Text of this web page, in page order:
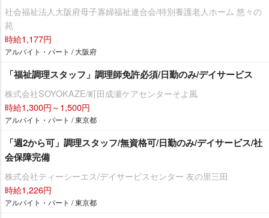
社会福祉法人大阪府母子寡婦福祉連合会/特別養護老人ホーム 悠々の
苑
時給1,177円
アルバイト・パート / 大阪府
「福祉調理スタッフ」調理師免許必須/日勤のみ/デイサービス
株式会社SOYOKAZE/町田成瀬ケアセンターそよ風
時給1,300円～1,500円
アルバイト・パート / 東京都
「週2から可」調理スタッフ/無資格可/日勤のみ/デイサービス/社
会保障完備
株式会社ティーシーエス/デイサービスセンター 友の里三田
時給1,226円
アルバイト・パート / 東京都